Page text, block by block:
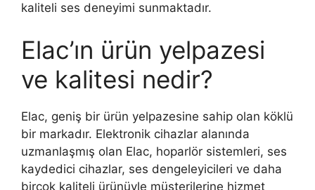
kaliteli ses deneyimi sunmaktadır.
Elac’ın ürün yelpazesi
ve kalitesi nedir?
Elac, geniş bir ürün yelpazesine sahip olan köklü
bir markadır. Elektronik cihazlar alanında
uzmanlaşmış olan Elac, hoparlör sistemleri, ses
kaydedici cihazlar, ses dengeleyicileri ve daha
birçok kaliteli ürünüyle müşterilerine hizmet